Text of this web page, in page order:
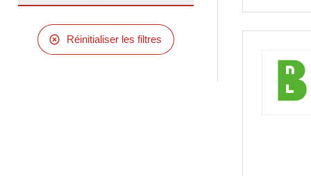
Réinitialiser les filtres